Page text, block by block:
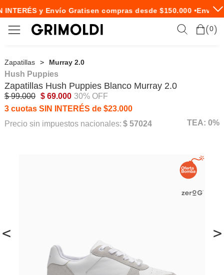
y Envío Gratisen compras desde $150.000 •Envío
0
Zapatillas Murray 2.0
< >
Hush Puppies
Zapatillas Hush Puppies Blanco Murray 2.0
$ 99.000 $ 69.000 30% OFF
3 cuotas SIN INTERÉS de $23.000
Precio sin impuestos nacionales: $ 57024 TEA: 0%